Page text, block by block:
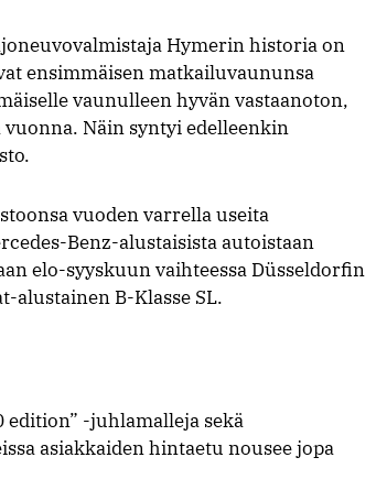
Hymerin historia on
ensimmäisen matkailuvaununsa
vaunulleen hyvän vastaanoton,
Näin syntyi edelleenkin
vuoden varrella useita
Benz-alustaisista autoistaan
elo-syyskuun vaihteessa Düsseldorfin
alustainen B-Klasse SL.
-juhlamalleja sekä
asiakkaiden hintaetu nousee jopa